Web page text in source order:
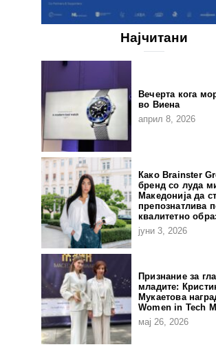
Најчитани
Вечерта кога
во Виена
април 8, 2026
Како Brainster
бренд со луда
Македонија да
препознатлива
квалитетно
јуни 3, 2026
Признание за
младите:
Мукаетова
Women in Tech
мај 26, 2026